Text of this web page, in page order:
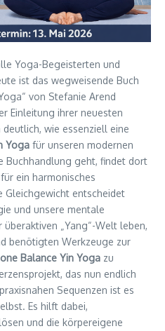
Yoga-Begeisterten und
ist das wegweisende Buch
von Stefanie Arend
Einleitung ihrer neuesten
wie essenziell eine
Yoga für unseren modernen
Buchhandlung geht, findet dort
ein harmonisches
Gleichgewicht entscheidet
und unsere mentale
„Yang“-Welt leben,
benötigten Werkzeuge zur
Balance Yin Yoga zu
das nun endlich
Sequenzen ist es
Es hilft dabei,
und die körpereigene